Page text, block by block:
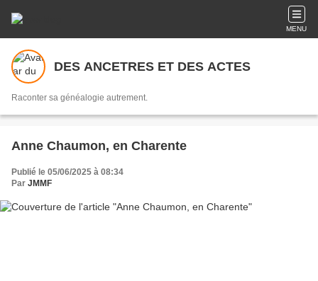
MENU
DES ANCETRES ET DES ACTES
Raconter sa généalogie autrement.
Anne Chaumon, en Charente
Publié le 05/06/2025 à 08:34
Par JMMF